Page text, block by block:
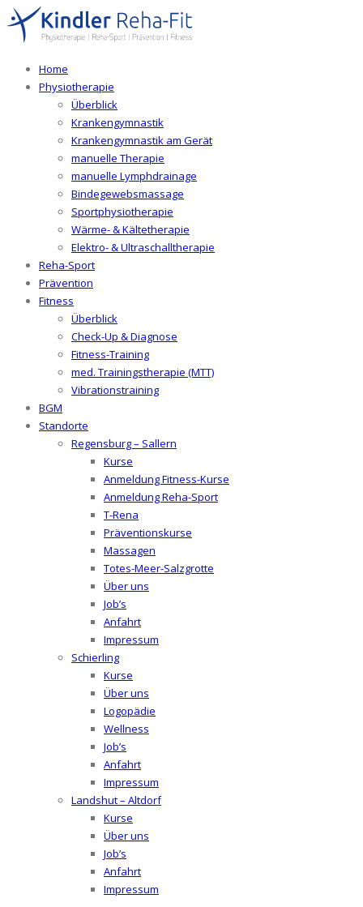
Home
Physiotherapie
Überblick
Krankengymnastik
Krankengymnastik am Gerät
manuelle Therapie
manuelle Lymphdrainage
Bindegewebsmassage
Sportphysiotherapie
Wärme- & Kältetherapie
Elektro- & Ultraschalltherapie
Reha-Sport
Prävention
Fitness
Überblick
Check-Up & Diagnose
Fitness-Training
med. Trainingstherapie (MTT)
Vibrationstraining
BGM
Standorte
Regensburg – Sallern
Kurse
Anmeldung Fitness-Kurse
Anmeldung Reha-Sport
T-Rena
Präventionskurse
Massagen
Totes-Meer-Salzgrotte
Über uns
Job’s
Anfahrt
Impressum
Schierling
Kurse
Über uns
Logopädie
Wellness
Job’s
Anfahrt
Impressum
Landshut – Altdorf
Kurse
Über uns
Job’s
Anfahrt
Impressum